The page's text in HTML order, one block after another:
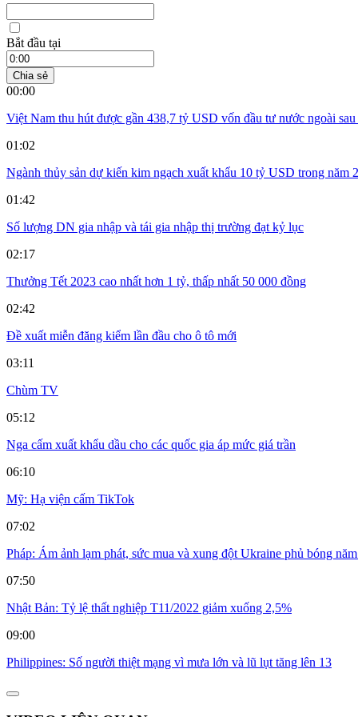
Bắt đầu tại
Chia sẻ
00:00
Việt Nam thu hút được gần 438,7 tỷ USD vốn đầu tư nước ngoài sau
01:02
Ngành thủy sản dự kiến kim ngạch xuất khẩu 10 tỷ USD trong năm
01:42
Số lượng DN gia nhập và tái gia nhập thị trường đạt kỷ lục
02:17
Thưởng Tết 2023 cao nhất hơn 1 tỷ, thấp nhất 50 000 đồng
02:42
Đề xuất miễn đăng kiểm lần đầu cho ô tô mới
03:11
Chùm TV
05:12
Nga cấm xuất khẩu dầu cho các quốc gia áp mức giá trần
06:10
Mỹ: Hạ viện cấm TikTok
07:02
Pháp: Ám ảnh lạm phát, sức mua và xung đột Ukraine phủ bóng
07:50
Nhật Bản: Tỷ lệ thất nghiệp T11/2022 giảm xuống 2,5%
09:00
Philippines: Số người thiệt mạng vì mưa lớn và lũ lụt tăng lên 13